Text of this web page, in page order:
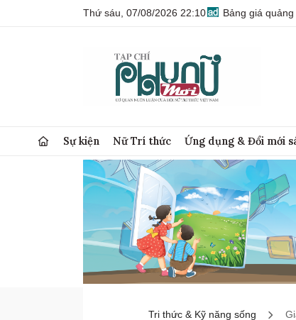
Thứ sáu, 07/08/2026 22:10 Bảng giá
Sự kiện Nữ Trí thức Ứng dụng & Đổi mới
Tri thức & Kỹ năng sống